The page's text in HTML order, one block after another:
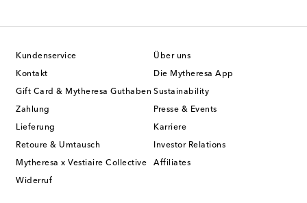
Kundenservice
Kontakt
Gift Card & Mytheresa Guthaben
Zahlung
Lieferung
Retoure & Umtausch
Mytheresa x Vestiaire Collective
Widerruf
Über uns
Die Mytheresa App
Sustainability
Presse & Events
Karriere
Investor Relations
Affiliates